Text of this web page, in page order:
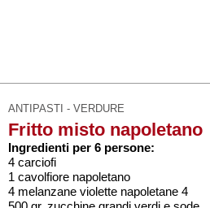
ANTIPASTI - VERDURE
Fritto misto napoletano
Ingredienti per 6 persone:
4 carciofi
1 cavolfiore napoletano
4 melanzane violette napoletane 4